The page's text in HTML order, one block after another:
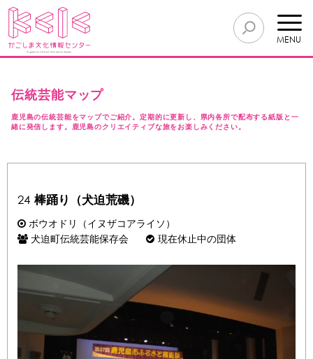
MENU
伝統芸能マップ
鹿児島の伝統芸能をマップでご紹介。定期的に更新し、県内各所で配布する紙版と一
緒に発信します。鹿児島のクリエイティブな旅をお楽しみください。
24 棒踊り（犬迫荒磯）
ボウオドリ（イヌザコアライソ）
犬迫町伝統芸能保存会
現在休止中の団体